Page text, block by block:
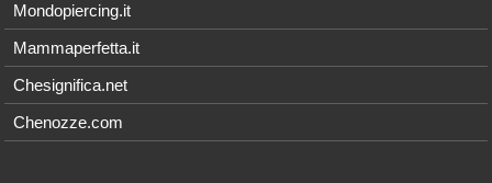
Mondopiercing.it
Mammaperfetta.it
Chesignifica.net
Chenozze.com